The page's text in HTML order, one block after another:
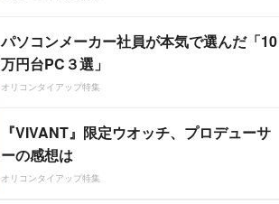
パソコンメーカー社員が本気で選んだ「10
万円台PC３選」
オリコンタイアップ特集
『VIVANT』限定ウオッチ、プロデューサ
ーの感想は
オリコンタイアップ特集